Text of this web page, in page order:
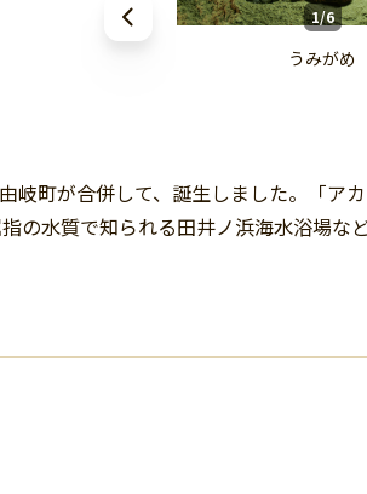
1/6
うみがめ
町が合併して、誕生しました。「ア
の水質で知られる田井ノ浜海水浴場な